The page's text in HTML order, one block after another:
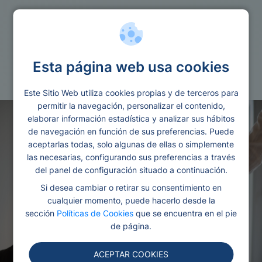
Esta página web usa cookies
Este Sitio Web utiliza cookies propias y de terceros para
permitir la navegación, personalizar el contenido,
elaborar información estadística y analizar sus hábitos
de navegación en función de sus preferencias. Puede
aceptarlas todas, solo algunas de ellas o simplemente
las necesarias, configurando sus preferencias a través
del panel de configuración situado a continuación.
Si desea cambiar o retirar su consentimiento en
cualquier momento, puede hacerlo desde la
sección Políticas de Cookies que se encuentra en el pie
de página.
ACEPTAR COOKIES
Certificado titular de cuenta bancaria